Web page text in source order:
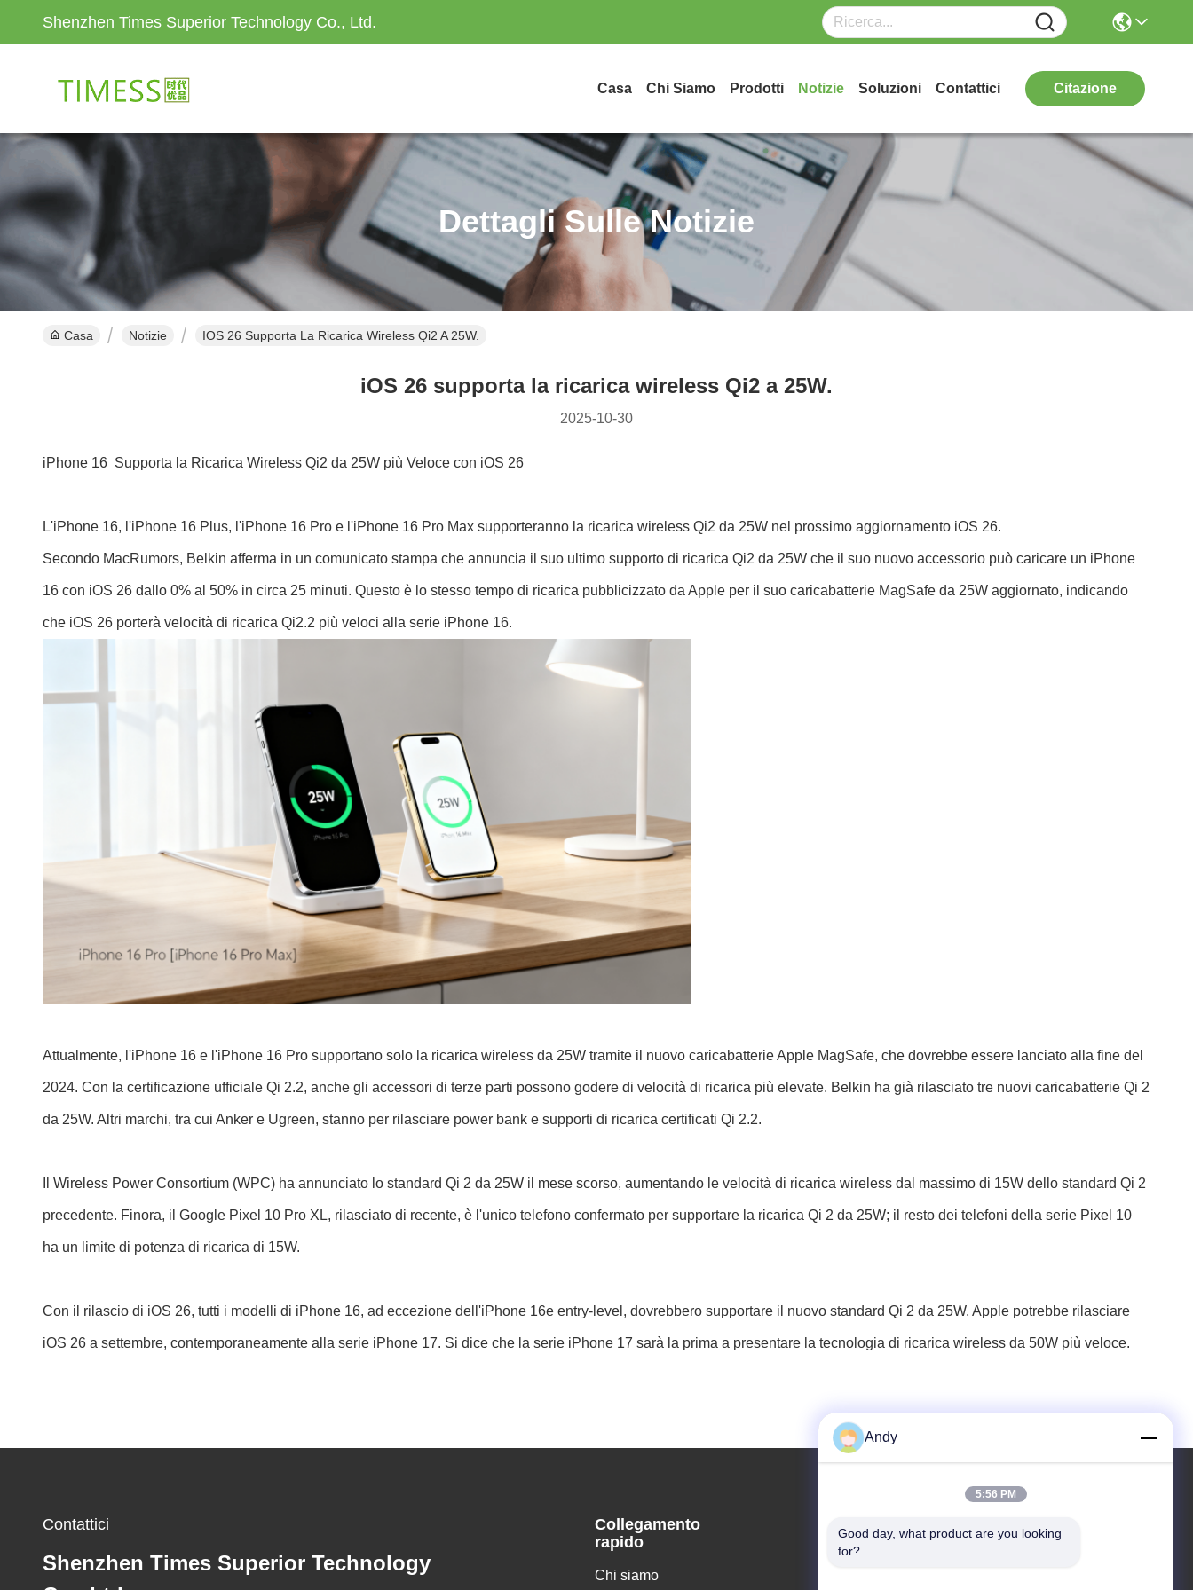
Shenzhen Times Superior Technology Co., Ltd.
Casa Chi Siamo Prodotti Notizie Soluzioni Contattici Citazione
Dettagli Sulle Notizie
Casa Notizie IOS 26 Supporta La Ricarica Wireless Qi2 A 25W.
iOS 26 supporta la ricarica wireless Qi2 a 25W.
2025-10-30
iPhone 16 Supporta la Ricarica Wireless Qi2 da 25W più Veloce con iOS 26
L'iPhone 16, l'iPhone 16 Plus, l'iPhone 16 Pro e l'iPhone 16 Pro Max supporteranno la ricarica wireless Qi2 da 25W nel prossimo aggiornamento iOS 26.
Secondo MacRumors, Belkin afferma in un comunicato stampa che annuncia il suo ultimo supporto di ricarica Qi2 da 25W che il suo nuovo accessorio può caricare un iPhone
16 con iOS 26 dallo 0% al 50% in circa 25 minuti. Questo è lo stesso tempo di ricarica pubblicizzato da Apple per il suo caricabatterie MagSafe da 25W aggiornato, indicando
che iOS 26 porterà velocità di ricarica Qi2.2 più veloci alla serie iPhone 16.
Attualmente, l'iPhone 16 e l'iPhone 16 Pro supportano solo la ricarica wireless da 25W tramite il nuovo caricabatterie Apple MagSafe, che dovrebbe essere lanciato alla fine del
2024. Con la certificazione ufficiale Qi 2.2, anche gli accessori di terze parti possono godere di velocità di ricarica più elevate. Belkin ha già rilasciato tre nuovi caricabatterie Qi 2
da 25W. Altri marchi, tra cui Anker e Ugreen, stanno per rilasciare power bank e supporti di ricarica certificati Qi 2.2.
Il Wireless Power Consortium (WPC) ha annunciato lo standard Qi 2 da 25W il mese scorso, aumentando le velocità di ricarica wireless dal massimo di 15W dello standard Qi 2
precedente. Finora, il Google Pixel 10 Pro XL, rilasciato di recente, è l'unico telefono confermato per supportare la ricarica Qi 2 da 25W; il resto dei telefoni della serie Pixel 10
ha un limite di potenza di ricarica di 15W.
Con il rilascio di iOS 26, tutti i modelli di iPhone 16, ad eccezione dell'iPhone 16e entry-level, dovrebbero supportare il nuovo standard Qi 2 da 25W. Apple potrebbe rilasciare
iOS 26 a settembre, contemporaneamente alla serie iPhone 17. Si dice che la serie iPhone 17 sarà la prima a presentare la tecnologia di ricarica wireless da 50W più veloce.
Contattici
Shenzhen Times Superior Technology
Collegamento
rapido
Chi siamo
Il nostro indirizzo
Indirizzo aziendale
Andy
5:56 PM
Good day, what product are you looking
for?